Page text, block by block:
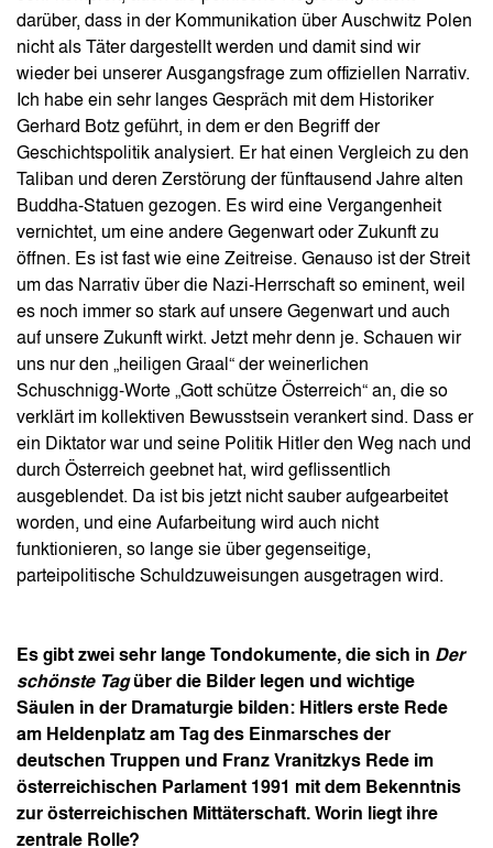
darüber, dass in der Kommunikation über Auschwitz Polen
nicht als Täter dargestellt werden und damit sind wir
wieder bei unserer Ausgangsfrage zum offiziellen Narrativ.
Ich habe ein sehr langes Gespräch mit dem Historiker
Gerhard Botz geführt, in dem er den Begriff der
Geschichtspolitik analysiert. Er hat einen Vergleich zu den
Taliban und deren Zerstörung der fünftausend Jahre alten
Buddha-Statuen gezogen. Es wird eine Vergangenheit
vernichtet, um eine andere Gegenwart oder Zukunft zu
öffnen. Es ist fast wie eine Zeitreise. Genauso ist der Streit
um das Narrativ über die Nazi-Herrschaft so eminent, weil
es noch immer so stark auf unsere Gegenwart und auch
auf unsere Zukunft wirkt. Jetzt mehr denn je. Schauen wir
uns nur den „heiligen Graal“ der weinerlichen
Schuschnigg-Worte „Gott schütze Österreich“ an, die so
verklärt im kollektiven Bewusstsein verankert sind. Dass er
ein Diktator war und seine Politik Hitler den Weg nach und
durch Österreich geebnet hat, wird geflissentlich
ausgeblendet. Da ist bis jetzt nicht sauber aufgearbeitet
worden, und eine Aufarbeitung wird auch nicht
funktionieren, so lange sie über gegenseitige,
parteipolitische Schuldzuweisungen ausgetragen wird.
Es gibt zwei sehr lange Tondokumente, die sich in Der
schönste Tagüber die Bilder legen und wichtige
Säulen in der Dramaturgie bilden: Hitlers erste Rede
am Heldenplatz am Tag des Einmarsches der
deutschen Truppen und Franz Vranitzkys Rede im
österreichischen Parlament 1991 mit dem Bekenntnis
zur österreichischen Mittäterschaft. Worin liegt ihre
zentrale Rolle?